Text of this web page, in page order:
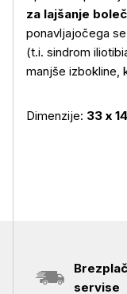
za lajšanje
ponavljajočega
(t.i. sindrom
manjše izbokline,
Dimenzije: 33 x
servise